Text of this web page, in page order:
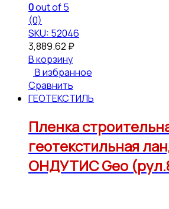
0out of 5
(0)
SKU: 52046
3,889.62 ₽
В корзину
В избранное
Сравнить
ГЕОТЕКСТИЛЬ
Пленка
геотекстильная
ОНДУТИС Geo